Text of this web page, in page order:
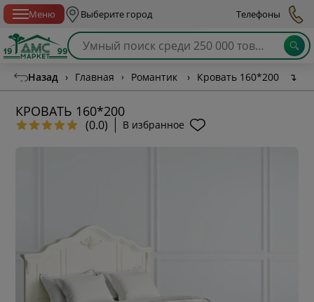
Меню Выберите город Телефоны
Назад › Главная › Романтик › Кровать 160*200 ↴
КРОВАТЬ 160*200
(0.0) В избранное